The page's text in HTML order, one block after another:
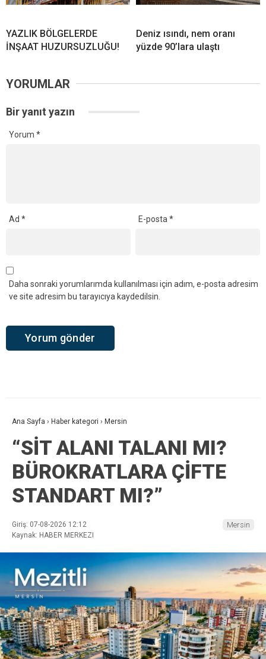
YAZLIK BÖLGELERDE
İNŞAAT HUZURSUZLUĞU!
Deniz ısındı, nem oranı
yüzde 90’lara ulaştı
YORUMLAR
Bir yanıt yazın
Yorum *
Ad * E-posta*
Daha sonraki yorumlarımda kullanılması için adım, e-posta adresim
ve site adresim bu tarayıcıya kaydedilsin.
Ana Sayfa › Haber kategori › Mersin
“SİT ALANI TALANI MI?
BÜROKRATLARA ÇİFTE
STANDART MI?”
Giriş: 07-08-2026 12:12
Kaynak: HABER MERKEZI
Mersin